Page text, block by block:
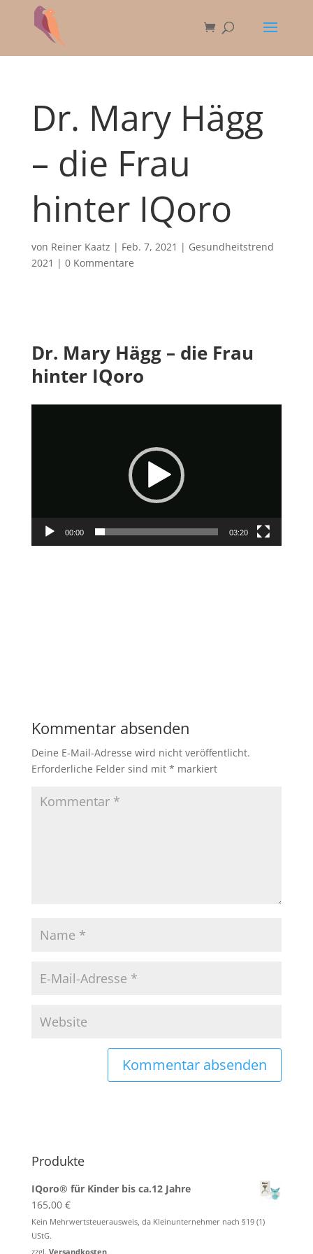
Dr. Mary Hägg
– die Frau
hinter IQoro
von Reiner Kaatz | Feb. 7, 2021 | Gesundheitstrend
2021 | 0 Kommentare
Dr. Mary Hägg – die Frau
hinter IQoro
00:00 03:20
Kommentar absenden
Deine E-Mail-Adresse wird nicht veröffentlicht.
Erforderliche Felder sind mit * markiert
Produkte
IQoro® für Kinder bis ca.12 Jahre
165,00 €
Kein Mehrwertsteuerausweis, da Kleinunternehmer nach §19 (1)
UStG.
zzgl. Versandkosten